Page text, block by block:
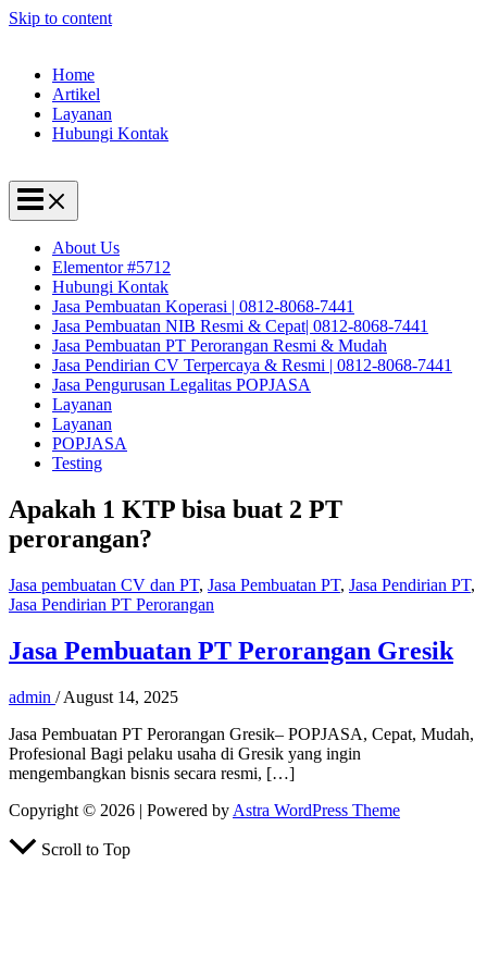
Skip to content
Home
Artikel
Layanan
Hubungi Kontak
About Us
Elementor #5712
Hubungi Kontak
Jasa Pembuatan Koperasi | 0812-8068-7441
Jasa Pembuatan NIB Resmi & Cepat| 0812-8068-7441
Jasa Pembuatan PT Perorangan Resmi & Mudah
Jasa Pendirian CV Terpercaya & Resmi | 0812-8068-7441
Jasa Pengurusan Legalitas POPJASA
Layanan
Layanan
POPJASA
Testing
Apakah 1 KTP bisa buat 2 PT
perorangan?
Jasa pembuatan CV dan PT, Jasa Pembuatan PT, Jasa Pendirian PT,
Jasa Pendirian PT Perorangan
Jasa Pembuatan PT Perorangan Gresik
admin /August 14, 2025
Jasa Pembuatan PT Perorangan Gresik– POPJASA, Cepat, Mudah,
Profesional Bagi pelaku usaha di Gresik yang ingin
mengembangkan bisnis secara resmi, […]
Copyright © 2026 | Powered by Astra WordPress Theme
Scroll to Top